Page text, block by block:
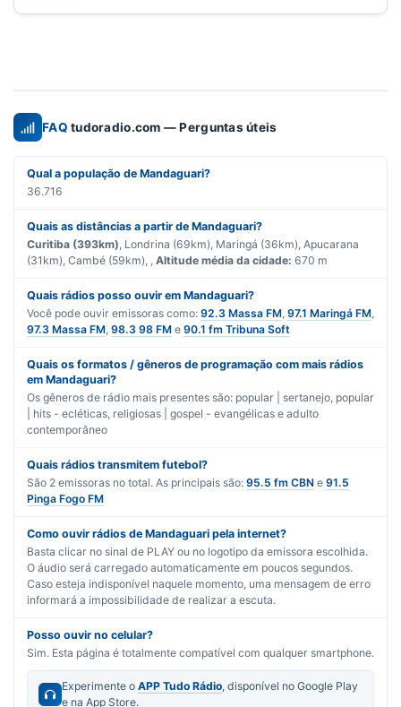
FAQ tudoradio.com — Perguntas úteis
Qual a população de Mandaguari?
36.716
Quais as distâncias a partir de Mandaguari?
Curitiba (393km), Londrina (69km), Maringá (36km), Apucarana
(31km), Cambé (59km), , Altitude média da cidade: 670 m
Quais rádios posso ouvir em Mandaguari?
Você pode ouvir emissoras como: 92.3 Massa FM, 97.1 Maringá FM,
97.3 Massa FM, 98.3 98 FM e 90.1 fm Tribuna Soft
Quais os formatos / gêneros de programação com mais rádios
em Mandaguari?
Os gêneros de rádio mais presentes são: popular | sertanejo, popular
| hits - ecléticas, religiosas | gospel - evangélicas e adulto
contemporâneo
Quais rádios transmitem futebol?
São 2 emissoras no total. As principais são: 95.5 fm CBN e 91.5
Pinga Fogo FM
Como ouvir rádios de Mandaguari pela internet?
Basta clicar no sinal de PLAY ou no logotipo da emissora escolhida.
O áudio será carregado automaticamente em poucos segundos.
Caso esteja indisponível naquele momento, uma mensagem de erro
informará a impossibilidade de realizar a escuta.
Posso ouvir no celular?
Sim. Esta página é totalmente compatível com qualquer smartphone.
Experimente o APP Tudo Rádio, disponível no Google Play
e na App Store.